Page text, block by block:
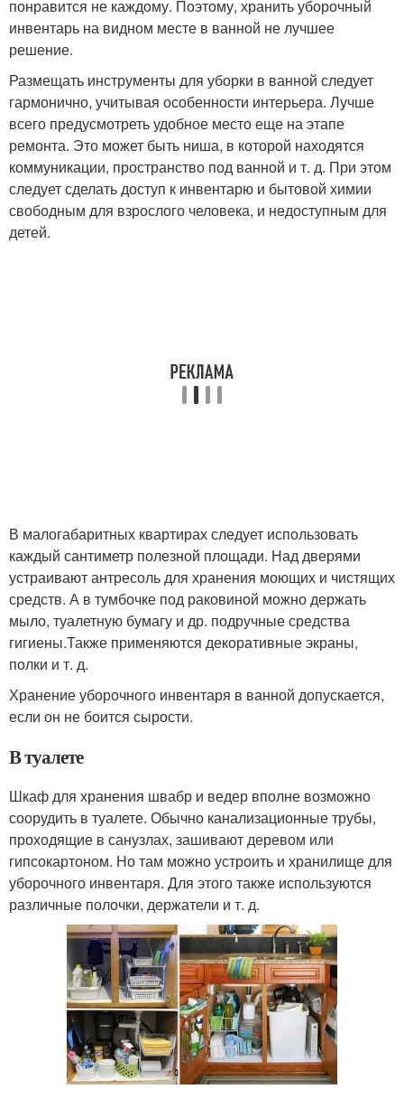
понравится не каждому. Поэтому, хранить уборочный
инвентарь на видном месте в ванной не лучшее
решение.
Размещать инструменты для уборки в ванной следует
гармонично, учитывая особенности интерьера. Лучше
всего предусмотреть удобное место еще на этапе
ремонта. Это может быть ниша, в которой находятся
коммуникации, пространство под ванной и т. д. При этом
следует сделать доступ к инвентарю и бытовой химии
свободным для взрослого человека, и недоступным для
детей.
В малогабаритных квартирах следует использовать
каждый сантиметр полезной площади. Над дверями
устраивают антресоль для хранения моющих и чистящих
средств. А в тумбочке под раковиной можно держать
мыло, туалетную бумагу и др. подручные средства
гигиены.Также применяются декоративные экраны,
полки и т. д.
Хранение уборочного инвентаря в ванной допускается,
если он не боится сырости.
В туалете
Шкаф для хранения швабр и ведер вполне возможно
соорудить в туалете. Обычно канализационные трубы,
проходящие в санузлах, зашивают деревом или
гипсокартоном. Но там можно устроить и хранилище для
уборочного инвентаря. Для этого также используются
различные полочки, держатели и т. д.